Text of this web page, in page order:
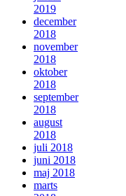
2019
december
2018
november
2018
oktober
2018
september
2018
august
2018
juli 2018
juni 2018
maj 2018
marts